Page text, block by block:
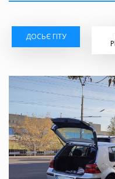
ДОСЬЄ ГІТУ